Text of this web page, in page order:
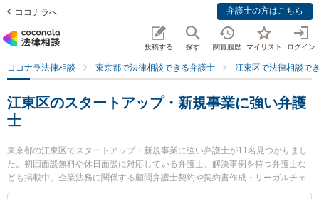
ココナラへ 弁護士の方はこちら
投稿する 探す 閲覧履歴 マイリスト ログイン
ココナラ法律相談 東京都で法律相談できる弁護士 江東区で法律相談で
江東区のスタートアップ・新規事業に強い弁護
士
東京都の江東区でスタートアップ・新規事業に強い弁護士が11名見つかりまし
た。初回面談無料や休日面談に対応している弁護士、解決事例を持つ弁護士な
ども掲載中。企業法務に関係する顧問弁護士契約や契約書作成・リーガルチェ
ック、雇用契約書・就業規則作成等の細かな分野での絞り込み検索もでき便利